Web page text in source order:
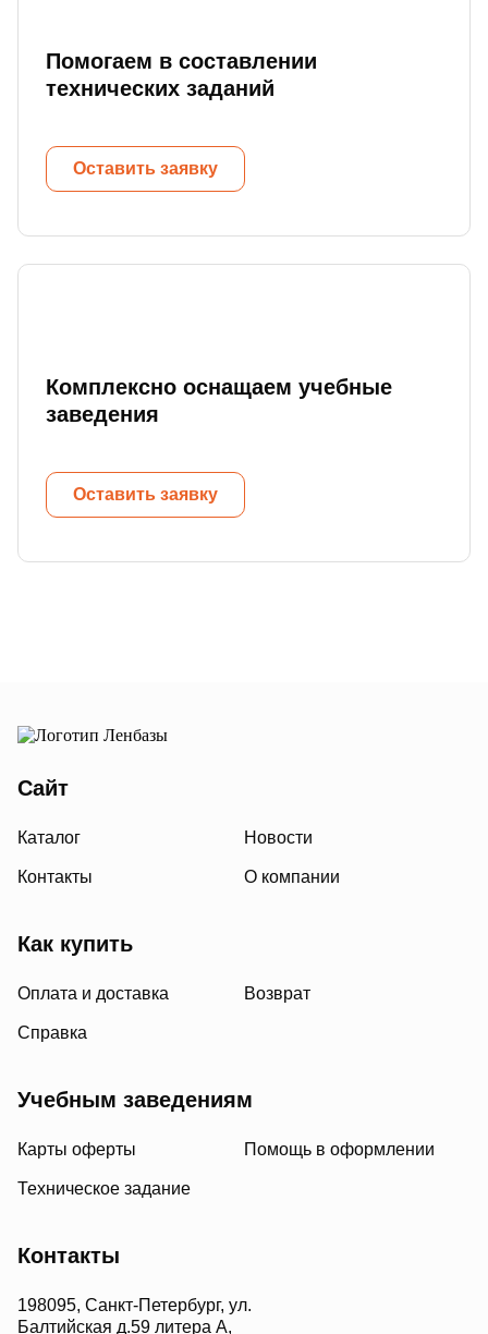
Помогаем в составлении
технических заданий
Оставить заявку
Комплексно оснащаем учебные
заведения
Оставить заявку
Сайт
Каталог Новости
Контакты О компании
Как купить
Оплата и доставка Возврат
Справка
Учебным заведениям
Карты оферты Помощь в оформлении
Техническое задание
Контакты
198095, Санкт-Петербург, ул.
Балтийская д.59 литера А,